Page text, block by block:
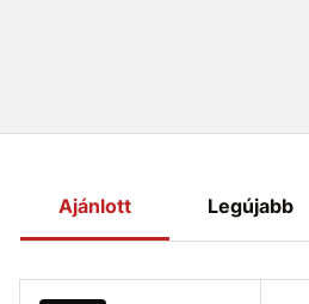
Ajánlott Legújabb